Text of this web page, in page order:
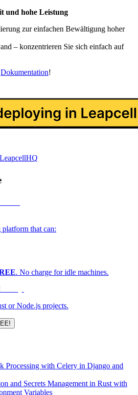
und hohe Leistung
zur einfachen Bewältigung hoher
– konzentrieren Sie sich einfach auf
Dokumentation!
that can:
. No charge for idle machines.
or Node.js projects.
Processing with Celery in Django and
and Secrets Management in Rust with
Variables